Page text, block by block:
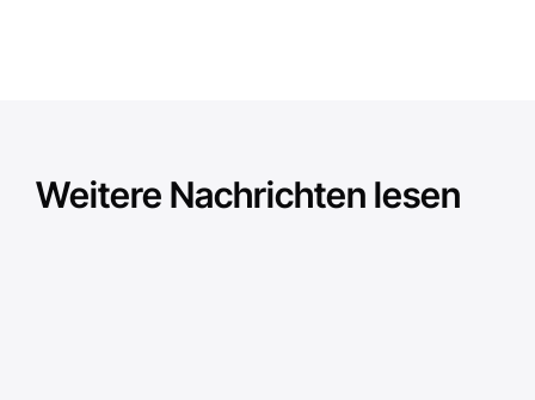
Weitere Nachrichten lesen